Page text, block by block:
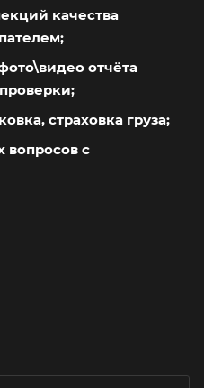
качества
отчёта
страховка груза;
с